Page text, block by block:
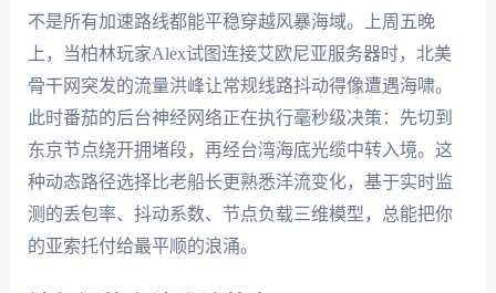
不是所有加速路线都能平稳穿越风暴海域。上周五晚
上，当柏林玩家Alex试图连接艾欧尼亚服务器时，北美
骨干网突发的流量洪峰让常规线路抖动得像遭遇海啸。
此时番茄的后台神经网络正在执行毫秒级决策：先切到
东京节点绕开拥堵段，再经台湾海底光缆中转入境。这
种动态路径选择比老船长更熟悉洋流变化，基于实时监
测的丢包率、抖动系数、节点负载三维模型，总能把你
的亚索托付给最平顺的浪涌。